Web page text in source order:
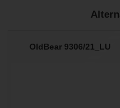
Nebyla
OldBear 9306/21_LU